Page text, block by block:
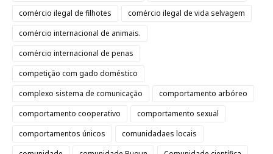
comércio ilegal de filhotes
comércio ilegal de vida selvagem
comércio internacional de animais.
comércio internacional de penas
competição com gado doméstico
complexo sistema de comunicação
comportamento arbóreo
comportamento cooperativo
comportamento sexual
comportamentos únicos
comunidadaes locais